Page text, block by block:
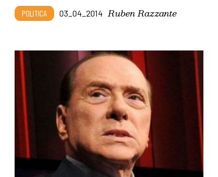
POLITICA 03_04_2014 Ruben Razzante